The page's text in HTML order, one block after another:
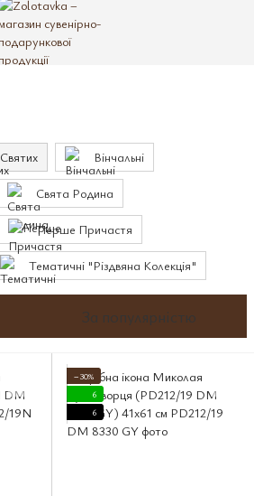
Святих Вінчальні
Свята Родина
Перше Причастя
Тематичні "Різдвяна Колекція"
За популярністю
−30%
6
6